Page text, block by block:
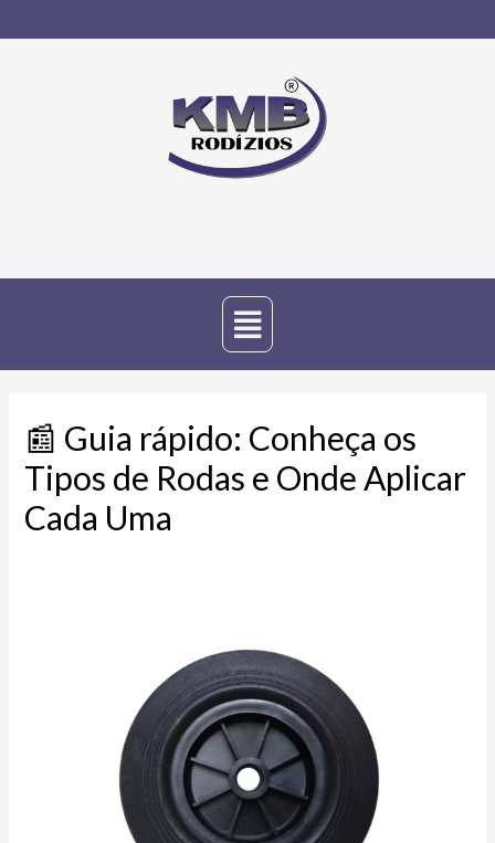
📰 Guia rápido: Conheça os
Tipos de Rodas e Onde Aplicar
Cada Uma